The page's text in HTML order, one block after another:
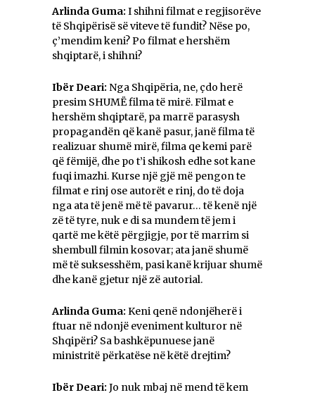
Arlinda Guma: I shihni filmat e regjisorëve
të Shqipërisë së viteve të fundit? Nëse po,
ç’mendim keni? Po filmat e hershëm
shqiptarë, i shihni?
Ibër Deari: Nga Shqipëria, ne, çdo herë
presim SHUMЁ filma të mirë. Filmat e
hershëm shqiptarë, pa marrë parasysh
propagandën që kanë pasur, janë filma të
realizuar shumë mirë, filma qe kemi parë
që fëmijë, dhe po t’i shikosh edhe sot kane
fuqi imazhi. Kurse një gjë më pengon te
filmat e rinj ose autorët e rinj, do të doja
nga ata të jenë më të pavarur… të kenë një
zë të tyre, nuk e di sa mundem të jem i
qartë me këtë përgjigje, por të marrim si
shembull filmin kosovar; ata janë shumë
më të suksesshëm, pasi kanë krijuar shumë
dhe kanë gjetur një zë autorial.
Arlinda Guma: Keni qenë ndonjëherë i
ftuar në ndonjë eveniment kulturor në
Shqipëri? Sa bashkëpunuese janë
ministritë përkatëse në këtë drejtim?
Ibër Deari: Jo nuk mbaj në mend të kem